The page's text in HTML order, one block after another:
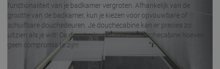
functionaliteit van je badkamer vergroten. Afhankelijk van de
grootte van de badkamer, kun je kiezen voor opvouwbare of
schuifbare douchedeuren. Je douchecabine kan er precies zo
uitzien als je wilt! De douchedeuren voor de douchecabine hoeven
geen compromis te zijn!